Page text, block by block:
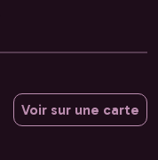
Voir sur une carte